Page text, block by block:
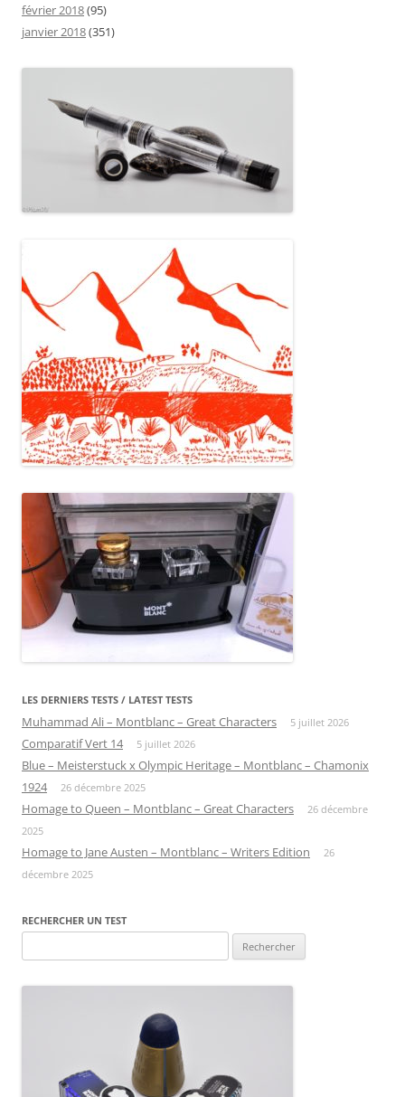
février 2018(95)
janvier 2018(351)
LES DERNIERS TESTS / LATEST TESTS
Muhammad Ali – Montblanc – Great Characters 5 juillet 2026
Comparatif Vert 14 5 juillet 2026
Blue – Meisterstuck x Olympic Heritage – Montblanc – Chamonix
1924
26 décembre 2025
Homage to Queen – Montblanc – Great Characters
26 décembre
2025
Homage to Jane Austen – Montblanc – Writers Edition
26
décembre 2025
RECHERCHER UN TEST